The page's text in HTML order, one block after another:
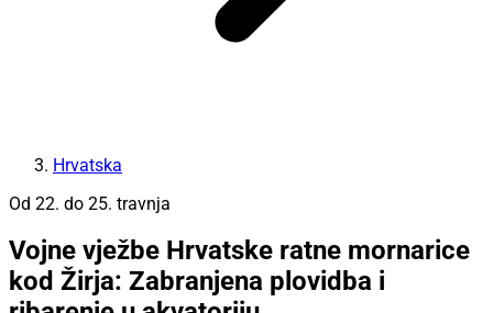
Hrvatska
Od 22. do 25. travnja
Vojne vježbe Hrvatske ratne mornarice
kod Žirja: Zabranjena plovidba i